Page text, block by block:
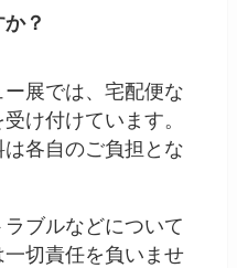
？
展では、宅配便な
け付けています。
各自のご負担とな
ブルなどについて
切責任を負いませ